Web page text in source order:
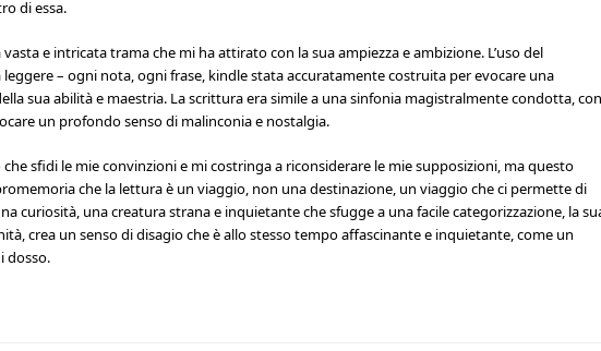
di essa.
e intricata trama che mi ha attirato con la sua ampiezza e ambizione. L’uso del
– ogni nota, ogni frase, kindle stata accuratamente costruita per evocare una
sua abilità e maestria. La scrittura era simile a una sinfonia magistralmente condotta, con
un profondo senso di malinconia e nostalgia.
sfidi le mie convinzioni e mi costringa a riconsiderare le mie supposizioni, ma questo
che la lettura è un viaggio, non una destinazione, un viaggio che ci permette di
curiosità, una creatura strana e inquietante che sfugge a una facile categorizzazione, la
crea un senso di disagio che è allo stesso tempo affascinante e inquietante, come un
dosso.